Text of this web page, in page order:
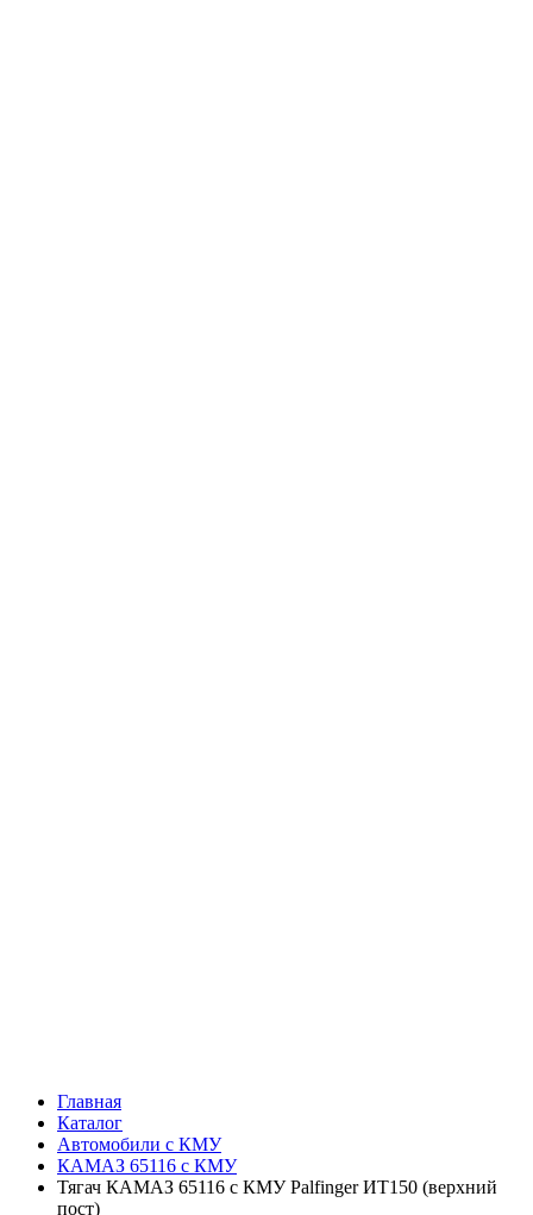
Главная
Каталог
Автомобили с КМУ
КАМАЗ 65116 с КМУ
Тягач КАМАЗ 65116 с КМУ Palfinger ИТ150 (верхний
пост)